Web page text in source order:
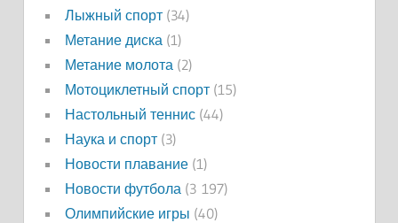
Лыжный спорт(34)
Метание диска (1)
Метание молота (2)
Мотоциклетный спорт(15)
Настольный теннис(44)
Наука и спорт(3)
Новости плавание(1)
Новости футбола (3 197)
Олимпийские игры (40)